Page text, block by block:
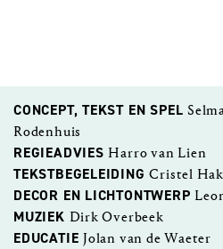
CONCEPT, TEKST EN SPEL
Rodenhuis
REGIEADVIES Harro van Lien
TEKSTBEGELEIDINGCristel
DECOR EN LICHTONTWERP
MUZIEK Dirk Overbeek
EDUCATIEJolan van de Waeter